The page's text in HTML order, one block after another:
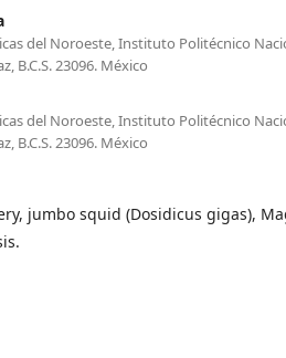
del Noroeste, Instituto Politécnico
B.C.S. 23096. México
del Noroeste, Instituto Politécnico
B.C.S. 23096. México
jumbo squid (Dosidicus gigas),